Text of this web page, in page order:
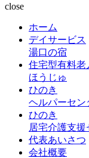
close
ホーム
デイサービス
湯口の宿
住宅型有料老
ほうじゅ
ひのき
ヘルパーセン
ひのき
居宅介護支援
代表あいさつ
会社概要